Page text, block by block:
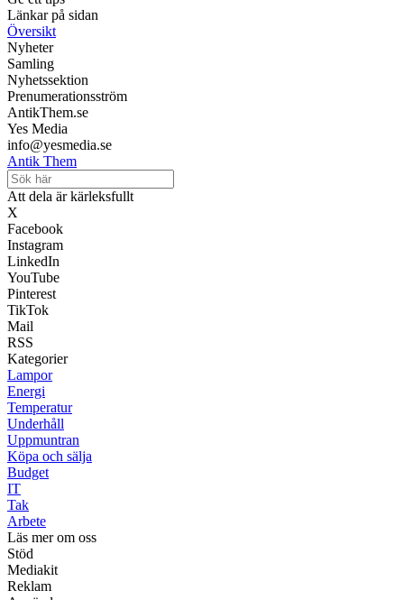
Länkar på sidan
Översikt
Nyheter
Samling
Nyhetssektion
Prenumerationsström
AntikThem.se
Yes Media
info@yesmedia.se
Antik Them
Att dela är kärleksfullt
X
Facebook
Instagram
LinkedIn
YouTube
Pinterest
TikTok
Mail
RSS
Kategorier
Lampor
Energi
Temperatur
Underhåll
Uppmuntran
Köpa och sälja
Budget
IT
Tak
Arbete
Läs mer om oss
Stöd
Mediakit
Reklam